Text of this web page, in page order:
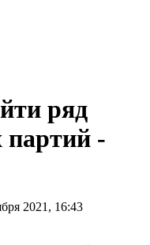
ряд
партий -
2021, 16:43